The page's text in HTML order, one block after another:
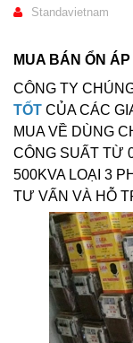
Standavietnam
MUA BÁN ỔN
CÔNG TY
TỐT CỦA CÁC
MUA VỀ DÙNG
CÔNG SUẤT TỪ
500KVA LOẠI 3
TƯ VẤN VÀ HỖ